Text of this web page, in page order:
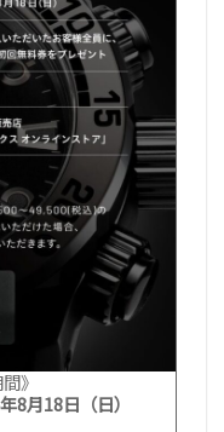
》
8月18日（日）